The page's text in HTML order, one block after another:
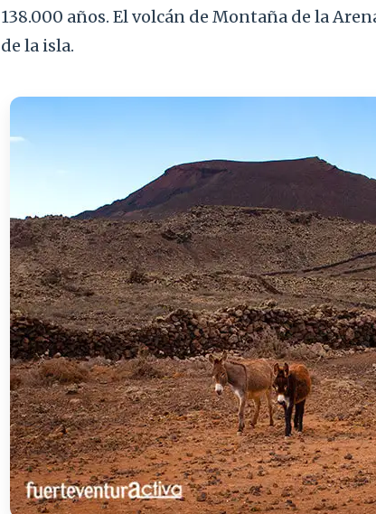
138.000 años. El volcán de Montaña de la
de la isla.